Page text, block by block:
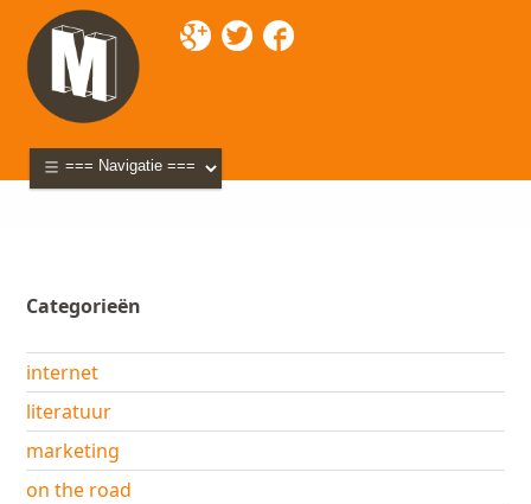
Categorieën
internet
literatuur
marketing
on the road